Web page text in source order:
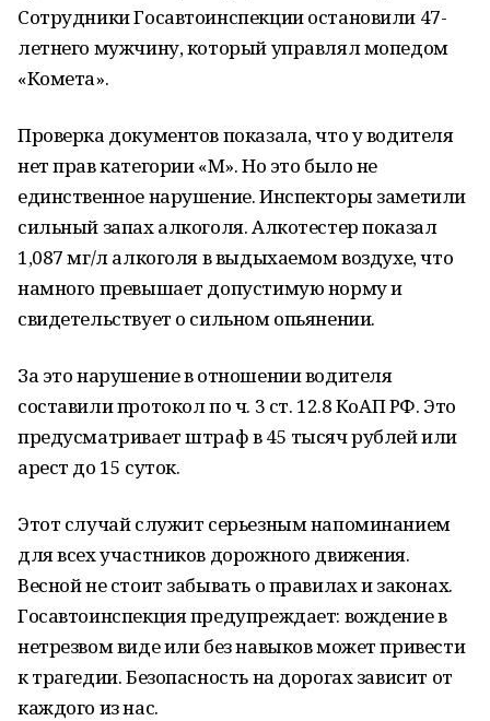
Сотрудники Госавтоинспекции остановили 47-
летнего мужчину, который управлял мопедом
«Комета».
Проверка документов показала, что у водителя
нет прав категории «М». Но это было не
единственное нарушение. Инспекторы заметили
сильный запах алкоголя. Алкотестер показал
1,087 мг/л алкоголя в выдыхаемом воздухе, что
намного превышает допустимую норму и
свидетельствует о сильном опьянении.
За это нарушение в отношении водителя
составили протокол по ч. 3 ст. 12.8 КоАП РФ. Это
предусматривает штраф в 45 тысяч рублей или
арест до 15 суток.
Этот случай служит серьезным напоминанием
для всех участников дорожного движения.
Весной не стоит забывать о правилах и законах.
Госавтоинспекция предупреждает: вождение в
нетрезвом виде или без навыков может привести
к трагедии. Безопасность на дорогах зависит от
каждого из нас.